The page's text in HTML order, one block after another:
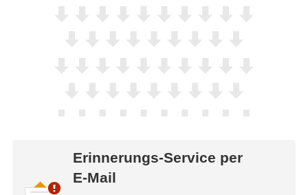
Erinnerungs-Service per
E-Mail